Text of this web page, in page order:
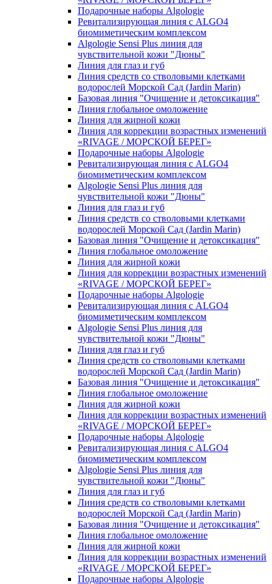
Подарочные наборы Algologie
Ревитализирующая линия с ALGO4
биомиметическим комплексом
Algologie Sensi Plus линия для
чувcтвительной кожи "Дюны"
Линия для глаз и губ
Линия средств со стволовыми клетками
водорослей Морской Сад (Jardin Marin)
Базовая линия "Очищение и детоксикация"
Линия глобальное омоложение
Линия для жирной кожи
Линия для коррекции возрастных изменений
«RIVAGE / МОРСКОЙ БЕРЕГ»
Подарочные наборы Algologie
Ревитализирующая линия с ALGO4
биомиметическим комплексом
Algologie Sensi Plus линия для
чувcтвительной кожи "Дюны"
Линия для глаз и губ
Линия средств со стволовыми клетками
водорослей Морской Сад (Jardin Marin)
Базовая линия "Очищение и детоксикация"
Линия глобальное омоложение
Линия для жирной кожи
Линия для коррекции возрастных изменений
«RIVAGE / МОРСКОЙ БЕРЕГ»
Подарочные наборы Algologie
Ревитализирующая линия с ALGO4
биомиметическим комплексом
Algologie Sensi Plus линия для
чувcтвительной кожи "Дюны"
Линия для глаз и губ
Линия средств со стволовыми клетками
водорослей Морской Сад (Jardin Marin)
Базовая линия "Очищение и детоксикация"
Линия глобальное омоложение
Линия для жирной кожи
Линия для коррекции возрастных изменений
«RIVAGE / МОРСКОЙ БЕРЕГ»
Подарочные наборы Algologie
Ревитализирующая линия с ALGO4
биомиметическим комплексом
Algologie Sensi Plus линия для
чувcтвительной кожи "Дюны"
Линия для глаз и губ
Линия средств со стволовыми клетками
водорослей Морской Сад (Jardin Marin)
Базовая линия "Очищение и детоксикация"
Линия глобальное омоложение
Линия для жирной кожи
Линия для коррекции возрастных изменений
«RIVAGE / МОРСКОЙ БЕРЕГ»
Подарочные наборы Algologie